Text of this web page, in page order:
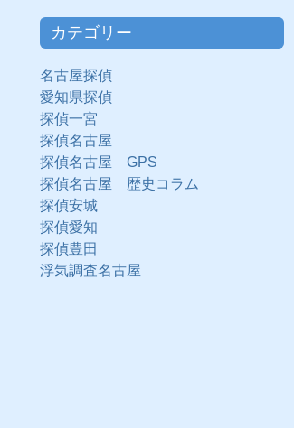
カテゴリー
名古屋探偵
愛知県探偵
探偵一宮
探偵名古屋
探偵名古屋 GPS
探偵名古屋 歴史コラム
探偵安城
探偵愛知
探偵豊田
浮気調査名古屋